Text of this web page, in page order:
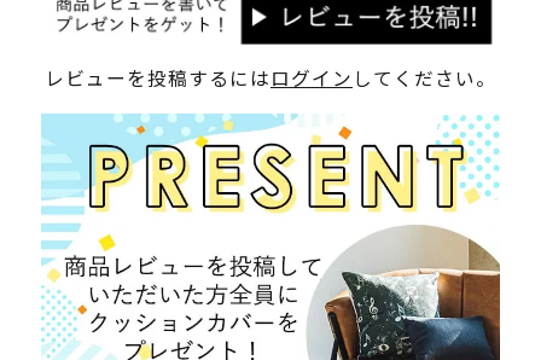
レビューを投稿するにはログイン してください。